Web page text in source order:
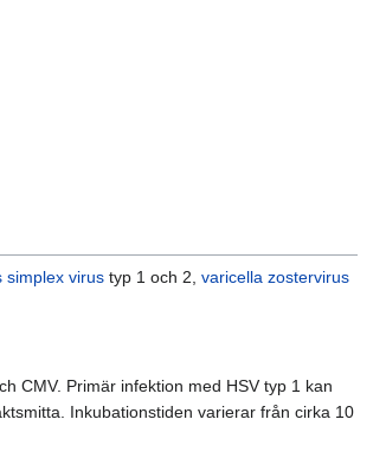
simplex virus typ 1 och 2, varicella zostervirus
CMV. Primär infektion med HSV typ 1 kan
Inkubationstiden varierar från cirka 10